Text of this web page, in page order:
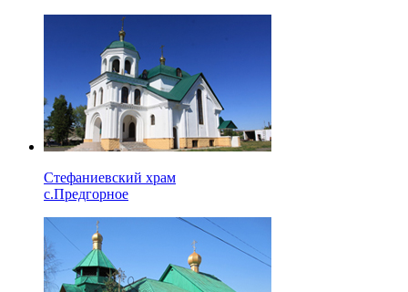
Стефаниевский храм
с.Предгорное